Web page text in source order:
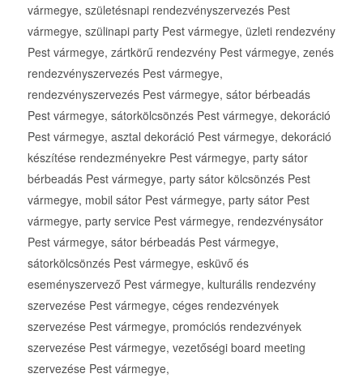
vármegye, születésnapi rendezvényszervezés Pest
vármegye, szülinapi party Pest vármegye, üzleti rendezvény
Pest vármegye, zártkörű rendezvény Pest vármegye, zenés
rendezvényszervezés Pest vármegye,
rendezvényszervezés Pest vármegye, sátor bérbeadás
Pest vármegye, sátorkölcsönzés Pest vármegye, dekoráció
Pest vármegye, asztal dekoráció Pest vármegye, dekoráció
készítése rendezményekre Pest vármegye, party sátor
bérbeadás Pest vármegye, party sátor kölcsönzés Pest
vármegye, mobil sátor Pest vármegye, party sátor Pest
vármegye, party service Pest vármegye, rendezvénysátor
Pest vármegye, sátor bérbeadás Pest vármegye,
sátorkölcsönzés Pest vármegye, esküvő és
eseményszervező Pest vármegye, kulturális rendezvény
szervezése Pest vármegye, céges rendezvények
szervezése Pest vármegye, promóciós rendezvények
szervezése Pest vármegye, vezetőségi board meeting
szervezése Pest vármegye,